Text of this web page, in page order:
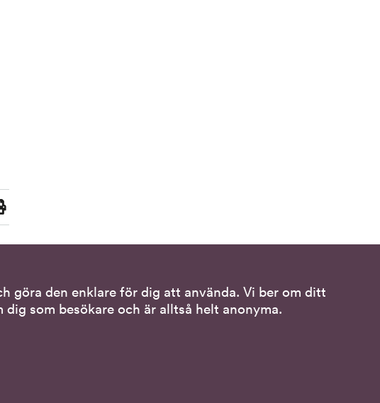
göra den enklare för dig att använda. Vi ber om ditt
som besökare och är alltså helt anonyma.
Följ oss